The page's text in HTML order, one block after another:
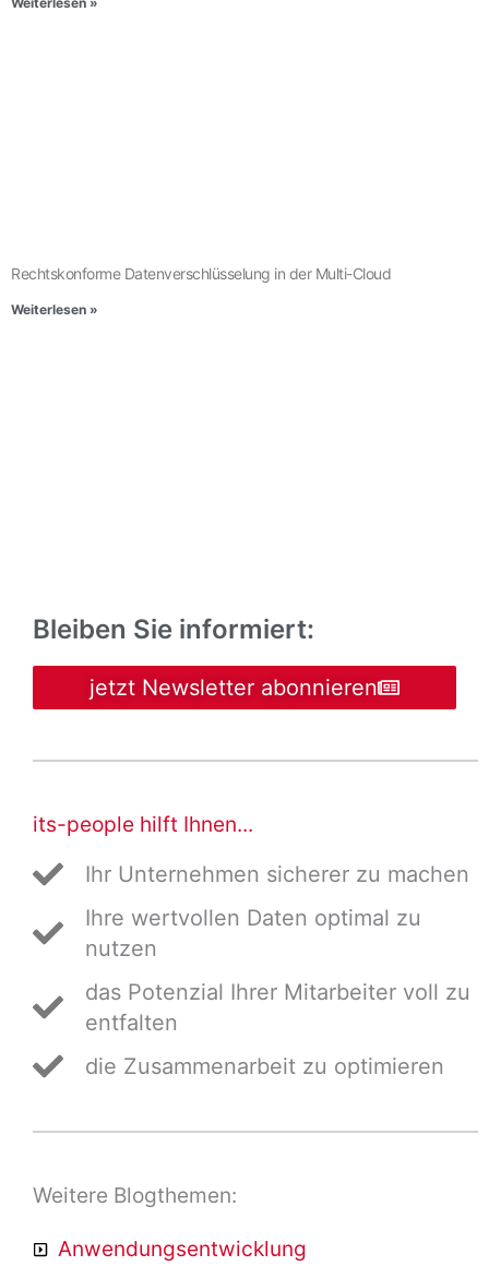
Rechtskonforme Datenverschlüsselung in der Multi-Cloud
Weiterlesen »
Bleiben Sie informiert:
jetzt Newsletter abonnieren
its-people hilft Ihnen...
Ihr Unternehmen sicherer zu machen
Ihre wertvollen Daten optimal zu
nutzen
das Potenzial Ihrer Mitarbeiter voll zu
entfalten
die Zusammenarbeit zu optimieren
Weitere Blogthemen:
Anwendungsentwicklung